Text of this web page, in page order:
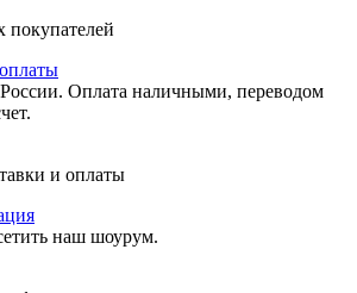
Оплата наличными, переводом
наш шоурум.